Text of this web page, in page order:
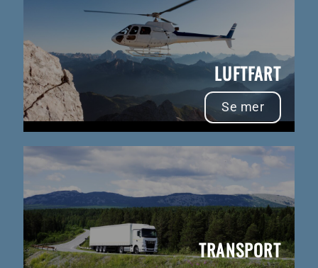
LUFTFART
Se mer
TRANSPORT